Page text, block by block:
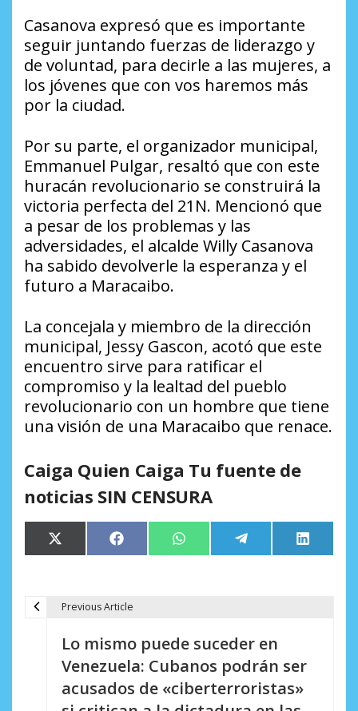
Casanova expresó que es importante
seguir juntando fuerzas de liderazgo y
de voluntad, para decirle a las mujeres, a
los jóvenes que con vos haremos más
por la ciudad.
Por su parte, el organizador municipal,
Emmanuel Pulgar, resaltó que con este
huracán revolucionario se construirá la
victoria perfecta del 21N. Mencionó que
a pesar de los problemas y las
adversidades, el alcalde Willy Casanova
ha sabido devolverle la esperanza y el
futuro a Maracaibo.
La concejala y miembro de la dirección
municipal, Jessy Gascon, acotó que este
encuentro sirve para ratificar el
compromiso y la lealtad del pueblo
revolucionario con un hombre que tiene
una visión de una Maracaibo que renace.
Caiga Quien Caiga Tu fuente de
noticias SIN CENSURA
Compartir
en
X
(Twitter)
Compartir
en
Facebook Compartir
en
WhatsApp Compartir
en
Telegram
en
LinkedIn
Previous Article
Lo mismo puede suceder en
Venezuela: Cubanos podrán ser
acusados de «ciberterroristas»